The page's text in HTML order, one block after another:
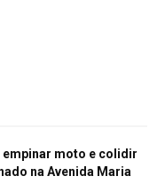
moto e colidir
na Avenida Maria